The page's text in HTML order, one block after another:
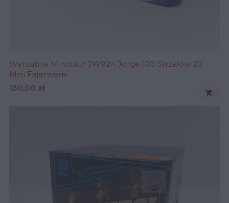
Wyrzutnia Minotaur JW924 Jorge 100 Strzałów 20
Mm Fajerwerki
Cena
130,00 zł
